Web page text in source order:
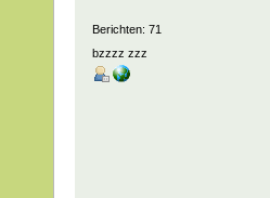
Berichten: 71
bzzzz zzz